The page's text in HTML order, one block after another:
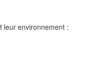
leur environnement :